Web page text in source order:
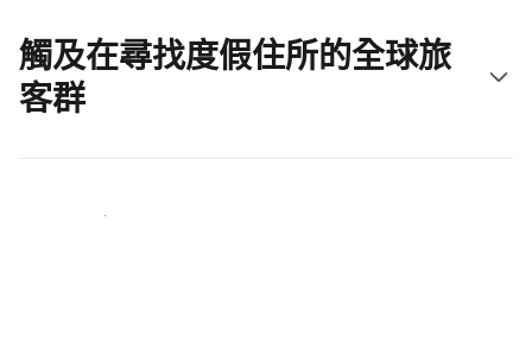
觸及在尋找度假住所的全球旅
客群
立即接觸新住客